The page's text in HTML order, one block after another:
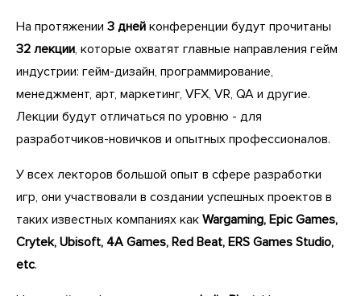
На протяжении 3 дней конференции будут прочитаны
32 лекции, которые охватят главные направления гейм
индустрии: гейм-дизайн, программирование,
менеджмент, арт, маркетинг, VFX, VR, QA и другие.
Лекции будут отличаться по уровню - для
разработчиков-новичков и опытных профессионалов.
У всех лекторов большой опыт в сфере разработки
игр, они участвовали в создании успешных проектов в
таких известных компаниях как Wargaming, Epic Games,
Crytek, Ubisoft, 4A Games, Red Beat, ERS Games Studio,
etc.